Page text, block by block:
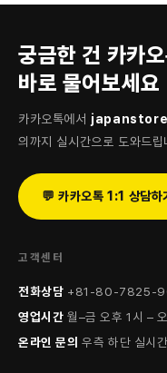
궁금한 건 카카
바로 물어보세요
카카오톡에서 japanstore
의까지 실시간으로 도와드립
💬 카카오톡 1:1 상담하
고객센터
전화상담 +81-80-7825-
영업시간 월–금 오후 1시 –
온라인 문의 우측 하단 실시